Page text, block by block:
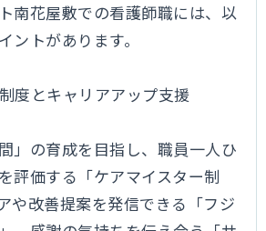
南花屋敷での看護師職には、以
ントがあります。
度とキャリアアップ支援
」の育成を目指し、職員一人ひ
評価する「ケアマイスター制
や改善提案を発信できる「フジ